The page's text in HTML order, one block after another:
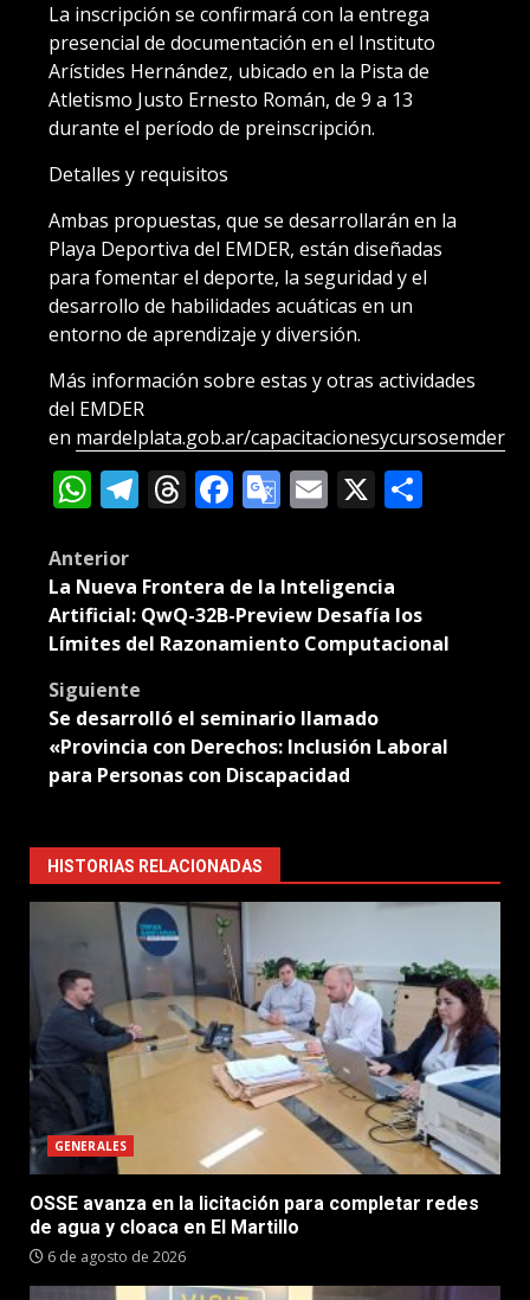
La inscripción se confirmará con la entrega
presencial de documentación en el Instituto
Arístides Hernández, ubicado en la Pista de
Atletismo Justo Ernesto Román, de 9 a 13
durante el período de preinscripción.
Detalles y requisitos
Ambas propuestas, que se desarrollarán en la
Playa Deportiva del EMDER, están diseñadas
para fomentar el deporte, la seguridad y el
desarrollo de habilidades acuáticas en un
entorno de aprendizaje y diversión.
Más información sobre estas y otras actividades
del EMDER
en mardelplata.gob.ar/capacitacionesycursosemder
WhatsApp
Telegram
Threads
Facebook
Google
Email
X
Post
navigation
Anterior
La Nueva Frontera de la Inteligencia
Artificial: QwQ-32B-Preview Desafía los
Límites del Razonamiento Computacional
Siguiente
Se desarrolló el seminario llamado
«Provincia con Derechos: Inclusión Laboral
para Personas con Discapacidad
HISTORIAS RELACIONADAS
GENERALES
OSSE avanza en la licitación para completar redes
de agua y cloaca en El Martillo
6 de agosto de 2026